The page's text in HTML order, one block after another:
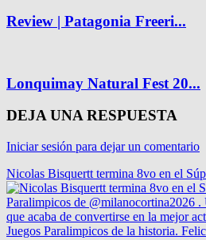
Review | Patagonia Freeri...
Lonquimay Natural Fest 20...
DEJA UNA RESPUESTA
Iniciar sesión para dejar un comentario
Nicolas Bisquertt termina 8vo en el